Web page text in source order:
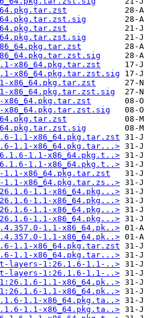
x86_64.pkg.tar.zst
x86_64.pkg.tar.zst.sig
x86_64.pkg.tar.zst
x86_64.pkg.tar.zst.sig
1.1-x86_64.pkg.tar.zst
1.1-x86_64.pkg.tar...>
1.1-x86_64.pkg.t..>
1.1-x86_64.pkg.t..>
x86_64.pkg.tar.zst
1.1-x86_64.pkg.tar.zs..>
1.1-x86_64.pkg...>
1.1-x86_64.pkg...>
1.1-x86_64.pkg...>
1.1-x86_64.pkg...>
1.1-x86_64.pk..>
1.1-x86_64.pk..>
1.1-x86_64.pkg.tar.zst
1.1-x86_64.pkg.tar...>
layers-1:26.1.6-1.1-..>
layers-1:26.1.6-1.1-..>
1.1-x86_64.pk..>
1.1-x86_64.pk..>
1.1-x86_64.pkg.ta..>
1.1-x86_64.pkg.ta..>